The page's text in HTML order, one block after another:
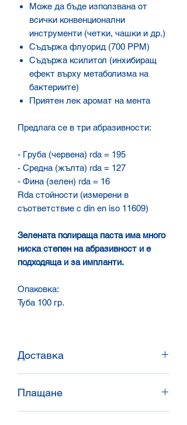
Може да бъде използвана от
всички конвенционални
инструменти (четки, чашки и др.)
Съдържа флуорид (700 PPM)
Съдържа ксилитол (инхибиращ
ефект върху метаболизма на
бактериите)
Приятен лек аромат на мента
Предлага се в три абразивности:
- Груба (червена) rda = 195
- Средна (жълта) rda = 127
- Фина (зелен) rda = 16
Rda стойности (измерени в
съответствие с din en iso 11609)
Зелената полираща паста има много
ниска степен на абразивност и е
подходяща и за импланти.
Опаковка:
Туба 100 гр.
Доставка
Спиди и Еконт, или доставяме
Плащане